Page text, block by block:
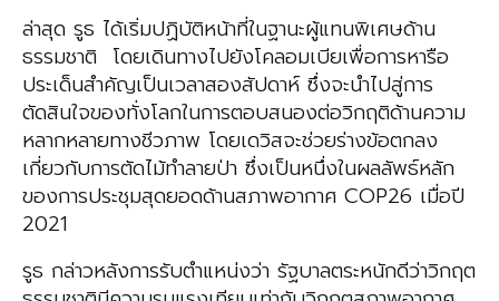
ล่าสุด รูธ ได้เริ่มปฏิบัติหน้าที่ในฐานะผู้แทนพิเศษด้าน
ธรรมชาติ โดยเดินทางไปยังโคลอมเบียเพื่อการหารือ
ประเด็นสำคัญเป็นเวลาสองสัปดาห์ ซึ่งจะนำไปสู่การ
ตัดสินใจของทั่งโลกในการตอบสนองต่อวิกฤติด้านความ
หลากหลายทางชีวภาพ โดยเดวิสจะช่วยร่างข้อตกลง
เกี่ยวกับการตัดไม้ทำลายป่า ซึ่งเป็นหนึ่งในผลลัพธ์หลัก
ของการประชุมสุดยอดด้านสภาพอากาศ COP26 เมื่อปี
2021
รูธ กล่าวหลังการรับตำแหน่งว่า รัฐบาลตระหนักดีว่าวิกฤต